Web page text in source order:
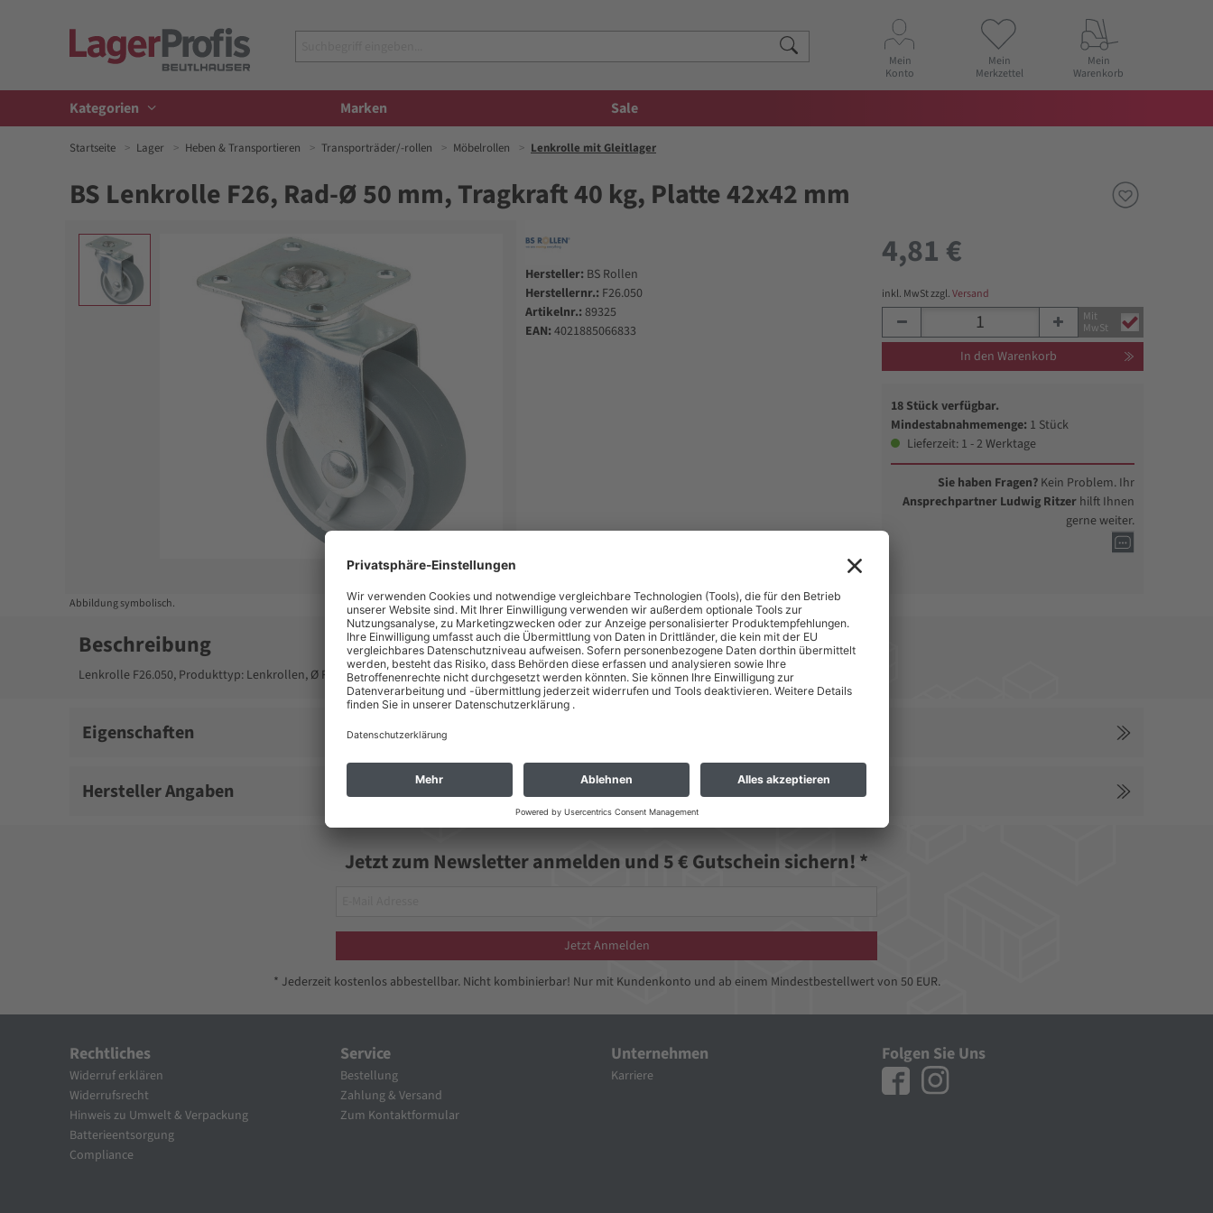
Mein
Konto
Mein
Merkzettel
Mein
Warenkorb
Kategorien Marken Sale
Startseite Lager Heben & Transportieren Transporträder/-rollen Möbelrollen Lenkrolle mit Gleitlager
BS Lenkrolle F26, Rad-Ø 50 mm, Tragkraft 40 kg, Platte 42x42 mm
Abbildung symbolisch.
Hersteller: BS Rollen
Herstellernr.: F26.050
Artikelnr.: 89325
EAN: 4021885066833
4,81 €
inkl. MwSt zzgl.Versand
Mit
MwSt
In den Warenkorb
18 Stück verfügbar.
Mindestabnahmemenge: 1 Stück
Lieferzeit: 1 - 2 Werktage
Sie haben Fragen? Kein Problem. Ihr
Ansprechpartner Ludwig Ritzer hilft Ihnen
gerne weiter.
Beschreibung
Lenkrolle F26.050, Produkttyp: Lenkrollen, Ø Rad: 50 mm, Tragkraft: 40 kg, Befestigung: Anschraubplatte, Ø Schraubloch: 5 mm
Eigenschaften
Hersteller Angaben
Jetzt zum Newsletter anmelden und 5 € Gutschein sichern! *
Jetzt Anmelden
* Jederzeit kostenlos abbestellbar. Nicht kombinierbar! Nur mit Kundenkonto und ab einem Mindestbestellwert von 50 EUR.
Rechtliches
Widerruf erklären
Widerrufsrecht
Hinweis zu Umwelt & Verpackung
Batterieentsorgung
Compliance
Service
Bestellung
Zahlung & Versand
Zum Kontaktformular
Unternehmen
Karriere
Folgen Sie Uns